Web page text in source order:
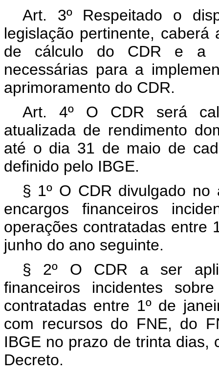
Art. 3º Respeitado o
legislação pertinente,
de cálculo do CDR e a
necessárias para a
aprimoramento do CDR.
Art. 4º O CDR será
atualizada de rendimento
até o dia 31 de maio de
definido pelo IBGE.
§ 1º O CDR divulgado
encargos financeiros
operações contratadas entre
junho do ano seguinte.
§ 2º O CDR a ser
financeiros incidentes
contratadas entre 1º de
com recursos do FNE, do
IBGE no prazo de trinta dias,
Decreto.